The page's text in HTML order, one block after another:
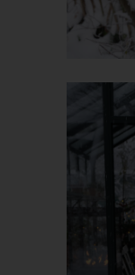
weil dies von der
Computersystem
übernommen wird.
Artikel, die ein
Die betroffene
unsere
Einstellung des
damit der Setzung
Ferner können
Internetbrowser
werden. Dies ist in